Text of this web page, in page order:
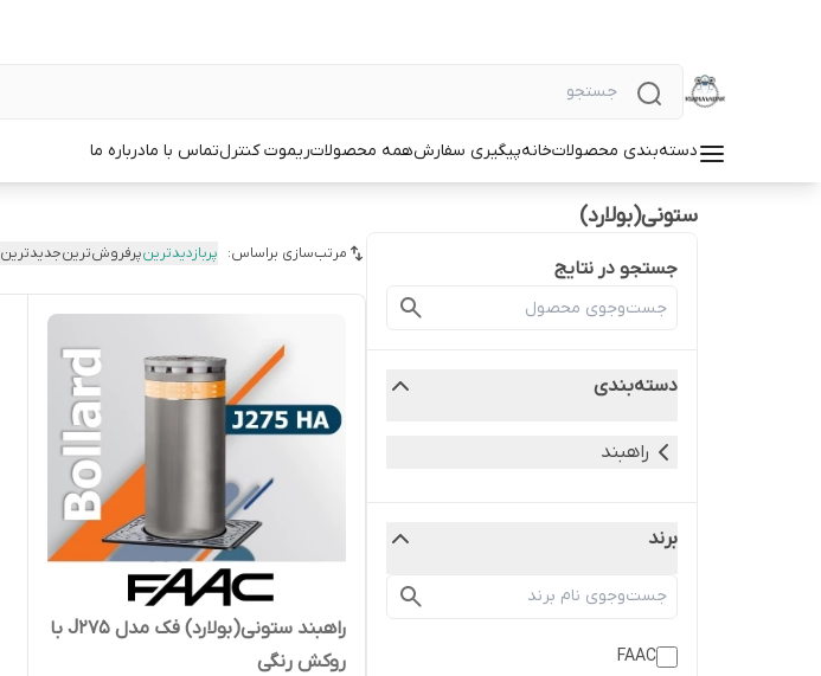
دسته‌بندی محصولاتخانهپیگیری سفارشهمه محصولاتریموت کنترلتماس با مادرباره ما
ستونی(بولارد)
جستجو در نتایج
دسته‌بندی
راهبند
برند
FAAC
مرتب‌سازی براساس: پربازدیدترینپرفروش‌ترینجدیدترین
راهبند ستونی(بولارد) فک مدل J275 با
روکش رنگی